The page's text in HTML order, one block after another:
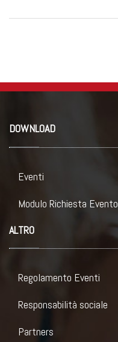
DOWNLOAD
Eventi
Modulo Richiesta Evento
ALTRO
Regolamento Eventi
Responsabilità sociale
Partners